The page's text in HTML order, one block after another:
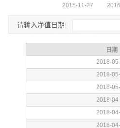
请输入净值日期: